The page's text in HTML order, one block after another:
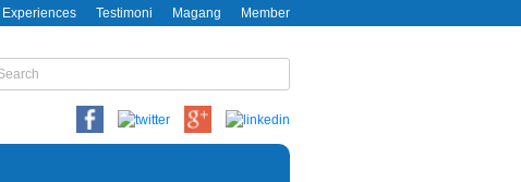
Experiences Testimoni Magang Member